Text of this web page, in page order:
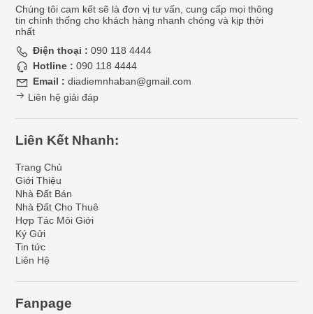
Chúng tôi cam kết sẽ là đơn vị tư vấn, cung cấp mọi thông
tin chính thống cho khách hàng nhanh chóng và kịp thời
nhất
Điện thoại : 090 118 4444
Hotline : 090 118 4444
Email : diadiemnhaban@gmail.com
Liên hệ giải đáp
Liên Kết Nhanh:
Trang Chủ
Giới Thiệu
Nhà Đất Bán
Nhà Đất Cho Thuê
Hợp Tác Môi Giới
Ký Gửi
Tin tức
Liên Hệ
Fanpage